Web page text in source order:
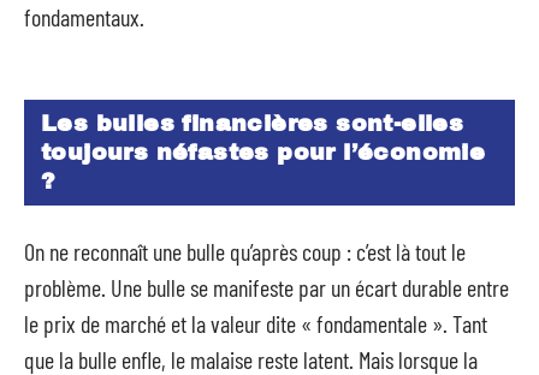
fondamentaux.
Les bulles financières sont-elles
toujours néfastes pour l’économie
?
On ne reconnaît une bulle qu’après coup : c’est là tout le
problème. Une bulle se manifeste par un écart durable entre
le prix de marché et la valeur dite « fondamentale ». Tant
que la bulle enfle, le malaise reste latent. Mais lorsque la